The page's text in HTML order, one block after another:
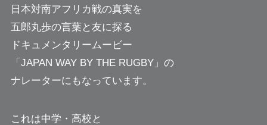
日本対南アフリカ戦の真実を
五郎丸歩の言葉と友に探る
ドキュメンタリームービー
「JAPAN WAY BY THE RUGBY」の
ナレーターにもなっています。
これは中学・高校と